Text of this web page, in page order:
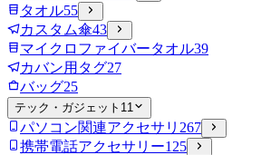
タオル55
カスタム傘43
マイクロファイバータオル39
カバン用タグ27
バッグ25
テック・ガジェット 11
パソコン関連アクセサリ 267
携帯電話アクセサリー125